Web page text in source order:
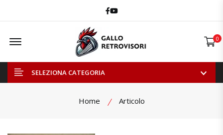
Facebook
Youtube
Offcanvas Menu Open 0
SELEZIONA CATEGORIA
Home Articolo